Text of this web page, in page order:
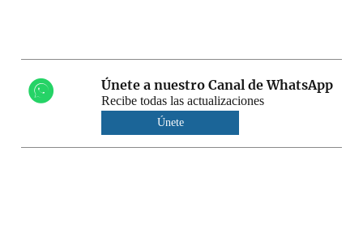
Únete a nuestro Canal de WhatsApp
Recibe todas las actualizaciones
Únete